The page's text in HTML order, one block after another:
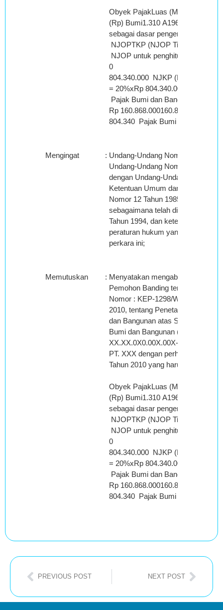
Obyek PajakLuas
(Rp) Bumi1.310 A19614.000
sebagai dasar pengenaan PBB
NJOPTKP (NJOP Tidak Kena
NJOP untuk penghitungan
0
804.340.000 NJKP (Nilai
= 20%xRp 804.340.000
Pajak Bumi dan Bangunan yang
Rp 160.868.000160.868.000
804.340 Pajak Bumi dan
Mengingat : Undang-Undang Nomor 14 Tahun
Undang-Undang Nomor 6 Tahun
dengan Undang-Undang Nomor
Ketentuan Umum dan Tata Cara
Nomor 12 Tahun 1985 tentang
sebagaimana telah diubah
Tahun 1994, dan ketentuan
peraturan hukum yang berlaku
perkara ini;
Memutuskan : Menyatakan mengabulkan
Pemohon Banding terhadap
Nomor : KEP-1298/WPJ.22/
2010, tentang Penetapan atas
dan Bangunan atas Surat
Bumi dan Bangunan (SPPT PBB)
XX.XX.0X0.00X.00X-00X0.0
PT. XXX dengan perhitungan
Tahun 2010 yang harus dibayar
Obyek PajakLuas
(Rp) Bumi1.310 A19614.000
sebagai dasar pengenaan PBB
NJOPTKP (NJOP Tidak Kena
NJOP untuk penghitungan
0
804.340.000 NJKP (Nilai
= 20%xRp 804.340.000
Pajak Bumi dan Bangunan yang
Rp 160.868.000160.868.000
804.340 Pajak Bumi dan
PREVIOUS POST NEXT POST